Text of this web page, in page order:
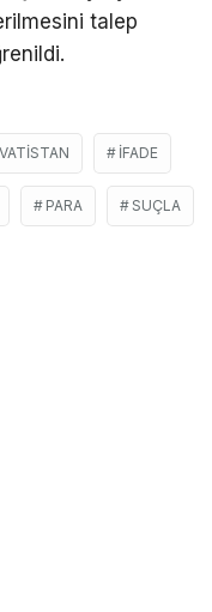
talep
İFADE
PARA SUÇLA